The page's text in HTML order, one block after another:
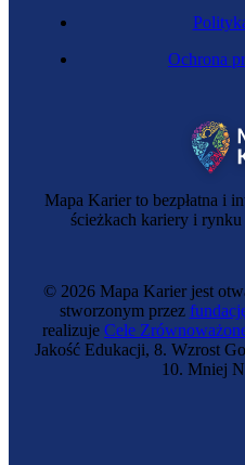
Mapa Karier to bezpłatna i
ścieżkach kariery i
Ochrona
© 2026 Mapa Karier jest
stworzonym przez
realizuje Cele
Jakość Edukacji, 8. Wzrost
10. Mniej